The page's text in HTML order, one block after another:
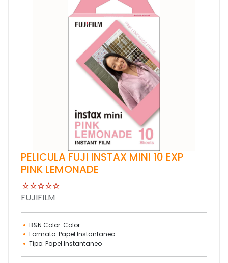
PELICULA FUJI INSTAX MINI 10 EXP
PINK LEMONADE
FUJIFILM
B&N Color: Color
Formato: Papel Instantaneo
Tipo: Papel Instantaneo